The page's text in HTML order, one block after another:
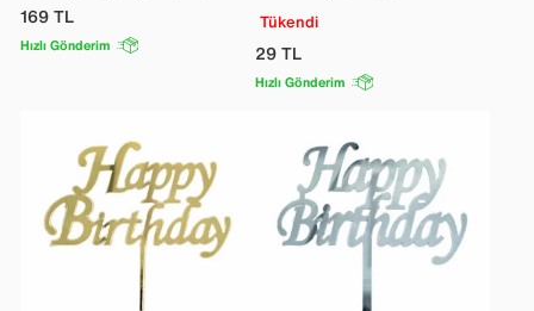
169TL
Hızlı Gönderim
Tükendi
29TL
Hızlı Gönderim